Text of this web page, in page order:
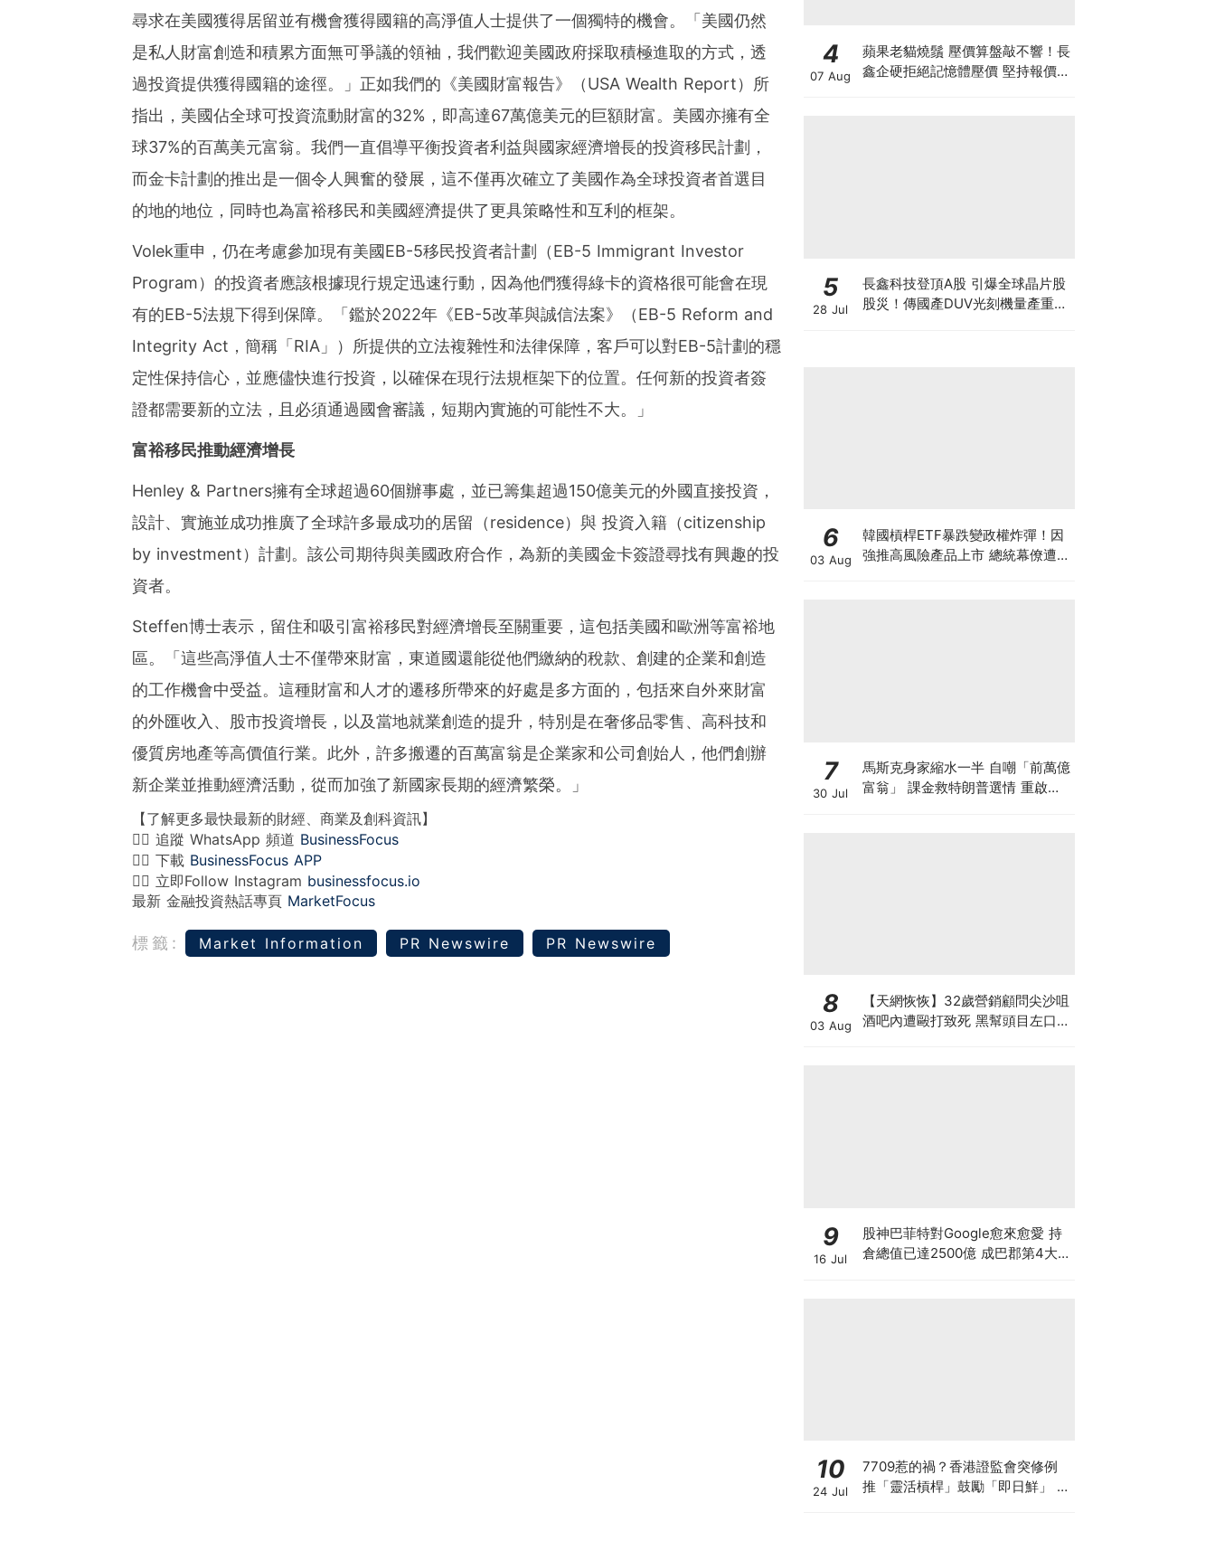
尋求在美國獲得居留並有機會獲得國籍的高淨值人士提供了一個獨特的機會。「美國仍然
是私人財富創造和積累方面無可爭議的領袖，我們歡迎美國政府採取積極進取的方式，透
過投資提供獲得國籍的途徑。」正如我們的《美國財富報告》（USA Wealth Report）所
指出，美國佔全球可投資流動財富的32%，即高達67萬億美元的巨額財富。美國亦擁有全
球37%的百萬美元富翁。我們一直倡導平衡投資者利益與國家經濟增長的投資移民計劃，
而金卡計劃的推出是一個令人興奮的發展，這不僅再次確立了美國作為全球投資者首選目
的地的地位，同時也為富裕移民和美國經濟提供了更具策略性和互利的框架。
Volek重申，仍在考慮參加現有美國EB-5移民投資者計劃（EB-5 Immigrant Investor
Program）的投資者應該根據現行規定迅速行動，因為他們獲得綠卡的資格很可能會在現
有的EB-5法規下得到保障。「鑑於2022年《EB-5改革與誠信法案》（EB-5 Reform and
Integrity Act，簡稱「RIA」）所提供的立法複雜性和法律保障，客戶可以對EB-5計劃的穩
定性保持信心，並應儘快進行投資，以確保在現行法規框架下的位置。任何新的投資者簽
證都需要新的立法，且必須通過國會審議，短期內實施的可能性不大。」
富裕移民推動經濟增長
Henley & Partners擁有全球超過60個辦事處，並已籌集超過150億美元的外國直接投資，
設計、實施並成功推廣了全球許多最成功的居留（residence）與 投資入籍（citizenship
by investment）計劃。該公司期待與美國政府合作，為新的美國金卡簽證尋找有興趣的投
資者。
Steffen博士表示，留住和吸引富裕移民對經濟增長至關重要，這包括美國和歐洲等富裕地
區。「這些高淨值人士不僅帶來財富，東道國還能從他們繳納的稅款、創建的企業和創造
的工作機會中受益。這種財富和人才的遷移所帶來的好處是多方面的，包括來自外來財富
的外匯收入、股市投資增長，以及當地就業創造的提升，特別是在奢侈品零售、高科技和
優質房地產等高價值行業。此外，許多搬遷的百萬富翁是企業家和公司創始人，他們創辦
新企業並推動經濟活動，從而加強了新國家長期的經濟繁榮。」
【了解更多最快最新的財經、商業及創科資訊】
👉🏻 追蹤 WhatsApp 頻道 BusinessFocus
👉🏻 下載 BusinessFocus APP
👉🏻 立即Follow Instagram businessfocus.io
最新 金融投資熱話專頁 MarketFocus
標籤: Market Information PR Newswire PR Newswire
4
07 Aug
蘋果老貓燒鬚 壓價算盤敲不響！長
鑫企硬拒絕記憶體壓價 堅持報價不
5
28 Jul
長鑫科技登頂A股 引爆全球晶片股
股災！傳國產DUV光刻機量產重創
6
03 Aug
韓國槓桿ETF暴跌變政權炸彈！因
強推高風險產品上市 總統幕僚遭刑
7
30 Jul
馬斯克身家縮水一半 自嘲「前萬億
富翁」 課金救特朗普選情 重啟超
8
03 Aug
【天網恢恢】32歲營銷顧問尖沙咀
酒吧內遭毆打致死 黑幫頭目左口落
9
16 Jul
股神巴菲特對Google愈來愈愛 持
倉總值已達2500億 成巴郡第4大
10
24 Jul
7709惹的禍？香港證監會突修例
推「靈活槓桿」鼓勵「即日鮮」 韓